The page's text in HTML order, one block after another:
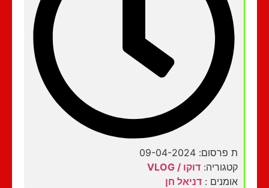
ת פרסום: 09-04-2024
קטגוריה:דוקו / VLOG
אומנים :דניאל חן